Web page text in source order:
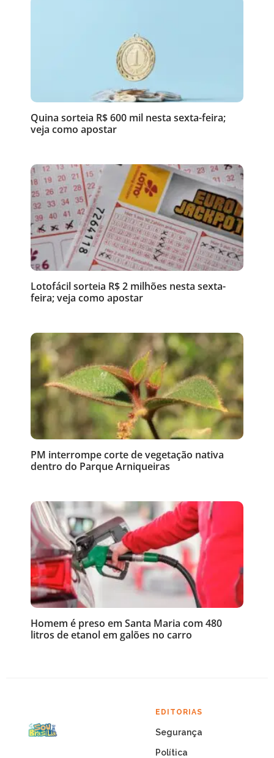
Quina sorteia R$ 600 mil nesta sexta-feira;
veja como apostar
Lotofácil sorteia R$ 2 milhões nesta sexta-
feira; veja como apostar
PM interrompe corte de vegetação nativa
dentro do Parque Arniqueiras
Homem é preso em Santa Maria com 480
litros de etanol em galões no carro
EDITORIAS
Segurança
Política